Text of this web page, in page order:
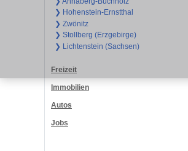
❯ Hohenstein-Ernstthal
❯ Zwönitz
❯ Stollberg (Erzgebirge)
❯ Lichtenstein (Sachsen)
Freizeit
Immobilien
Autos
Jobs